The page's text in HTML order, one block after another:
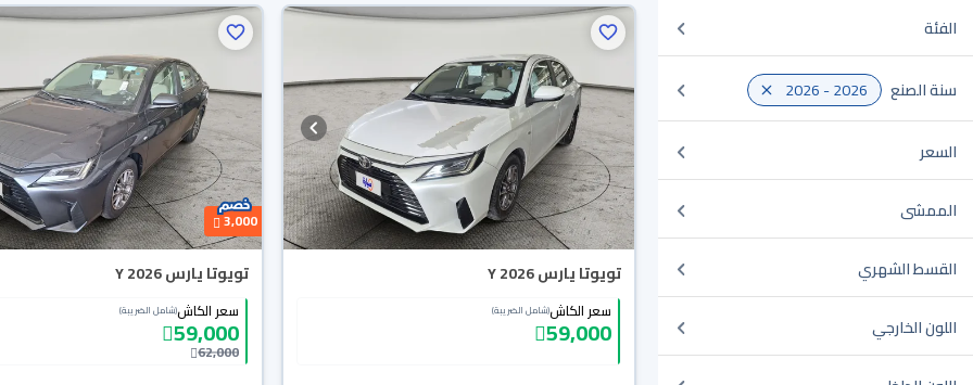
الفئة
سنة الصنع 2026 - 2026
السعر
الممشى
القسط الشهري
اللون الخارجي
وبتوصلك لين باب بيتك.
تويوتا يارس Y 2026
سعر الكاش(شامل الضريبة)
59,000
3,000
تويوتا يارس Y 2026
سعر الكاش(شامل الضريبة)
59,000
62,000